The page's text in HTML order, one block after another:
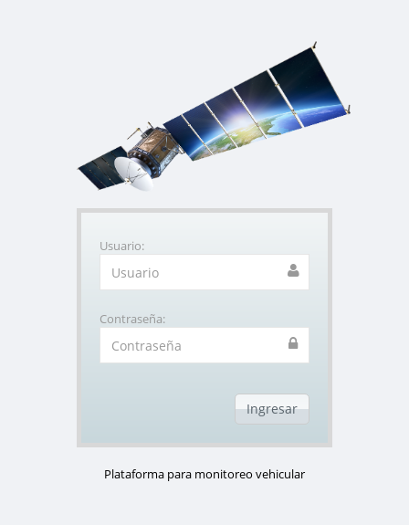
Usuario:
Contraseña:
Plataforma para monitoreo vehicular